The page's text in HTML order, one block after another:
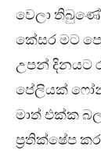
වෙලා තිබුණේ
කේසර මට
උපන් දිනයට
පේලියක්
මාත් එක්ක
ප්‍රතික්ෂේප